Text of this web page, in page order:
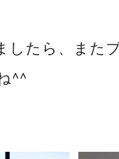
したら、また
^^